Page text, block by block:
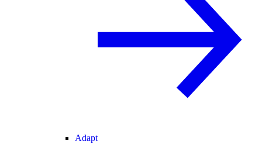
Adapt